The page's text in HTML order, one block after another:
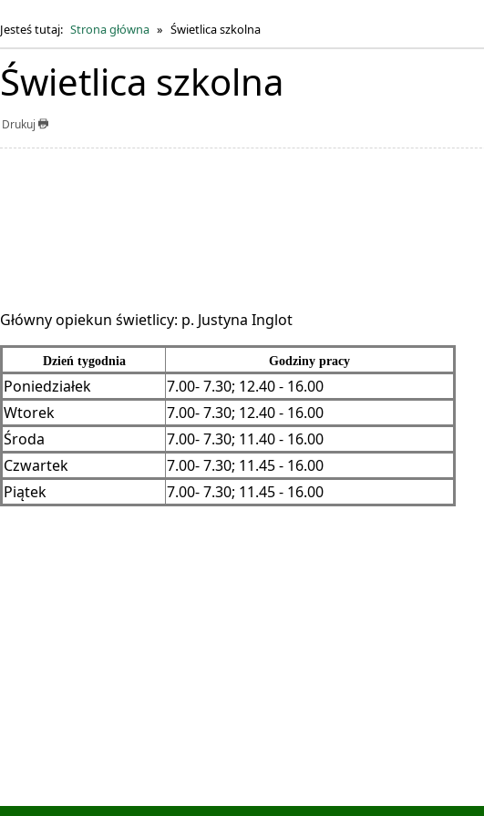
Jesteś tutaj: Strona główna Świetlica szkolna
Świetlica szkolna
Drukuj
Główny opiekun świetlicy: p. Justyna Inglot
Dzień tygodnia Godziny pracy
Poniedziałek
7.00- 7.30; 12.40 - 16.00
Wtorek
7.00- 7.30; 12.40 - 16.00
Środa
7.00- 7.30; 11.40 - 16.00
Czwartek
7.00- 7.30; 11.45 - 16.00
Piątek
7.00- 7.30; 11.45 - 16.00